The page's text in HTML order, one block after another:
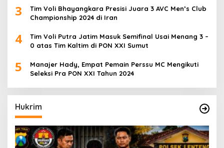
3
Tim Voli Bhayangkara Presisi Juara 3 AVC Men’s Club
Championship 2024 di Iran
4
Tim Voli Putra Jatim Masuk Semifinal Usai Menang 3 –
0 atas Tim Kaltim di PON XXI Sumut
5
Manajer Hady, Empat Pemain Perssu MC Mengikuti
Seleksi Pra PON XXI Tahun 2024
Hukrim